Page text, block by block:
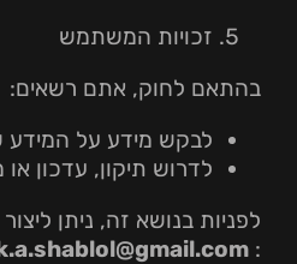
זכויות המשתמש
בהתאם לחוק, אתם רשאים:
לבקש מידע על
לדרוש תיקון, עדכון
לפניות בנושא זה, ניתן
: